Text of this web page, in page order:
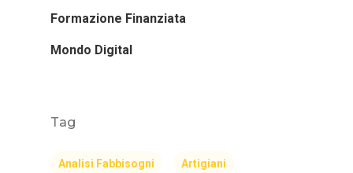
Formazione Finanziata
Mondo Digital
Tag
Analisi Fabbisogni Artigiani